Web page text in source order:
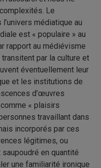
Le
médiatique au
est « populaire » au
rapport au médiévisme
par la culture et
éventuellement leur
et les institutions de
d’œuvres
« plaisirs
travaillant dans
incorporés par ces
légitimes, ou
en quantité
une familiarité ironique